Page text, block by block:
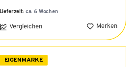
Lieferzeit: ca. 6 Wochen
Vergleichen Merken
EIGENMARKE